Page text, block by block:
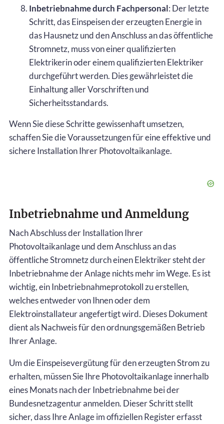
Inbetriebnahme durch Fachpersonal: Der letzte
Schritt, das Einspeisen der erzeugten Energie in
das Hausnetz und den Anschluss an das öffentliche
Stromnetz, muss von einer qualifizierten
Elektrikerin oder einem qualifizierten Elektriker
durchgeführt werden. Dies gewährleistet die
Einhaltung aller Vorschriften und
Sicherheitsstandards.
Wenn Sie diese Schritte gewissenhaft umsetzen,
schaffen Sie die Voraussetzungen für eine effektive und
sichere Installation Ihrer Photovoltaikanlage.
Inbetriebnahme und Anmeldung
Nach Abschluss der Installation Ihrer
Photovoltaikanlage und dem Anschluss an das
öffentliche Stromnetz durch einen Elektriker steht der
Inbetriebnahme der Anlage nichts mehr im Wege. Es ist
wichtig, ein Inbetriebnahmeprotokoll zu erstellen,
welches entweder von Ihnen oder dem
Elektroinstallateur angefertigt wird. Dieses Dokument
dient als Nachweis für den ordnungsgemäßen Betrieb
Ihrer Anlage.
Um die Einspeisevergütung für den erzeugten Strom zu
erhalten, müssen Sie Ihre Photovoltaikanlage innerhalb
eines Monats nach der Inbetriebnahme bei der
Bundesnetzagentur anmelden. Dieser Schritt stellt
sicher, dass Ihre Anlage im offiziellen Register erfasst